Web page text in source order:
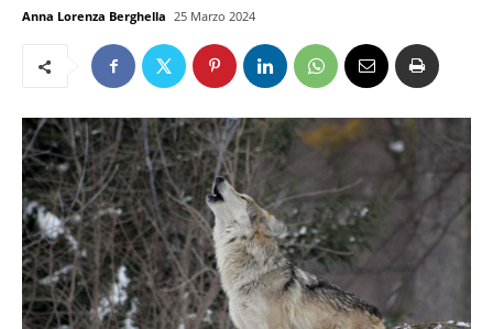
Anna Lorenza Berghella 25 Marzo 2024